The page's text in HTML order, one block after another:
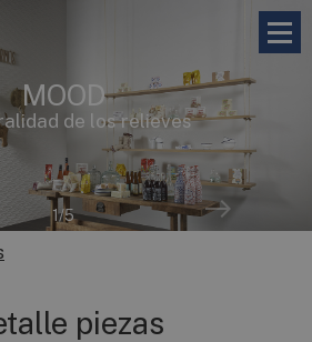
1/5
MOOD
de los relieves
piezas